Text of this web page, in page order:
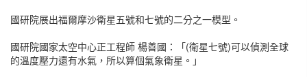
國研院展出福爾摩沙衛星五號和七號的二分之一模型。
國研院國家太空中心正工程師 楊善國：「(衛星七號)可以偵測全球
的溫度壓力還有水氣，所以算個氣象衛星。」